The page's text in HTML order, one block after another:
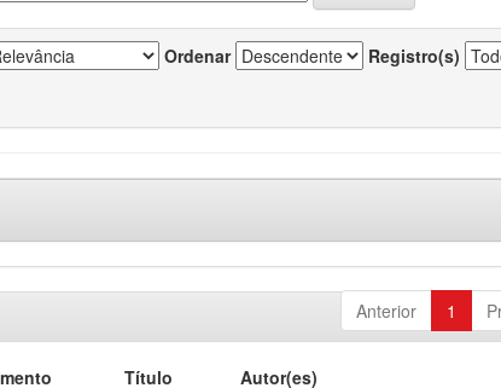
Ordenar Registro(s)
Anterior 1
Título Autor(es)